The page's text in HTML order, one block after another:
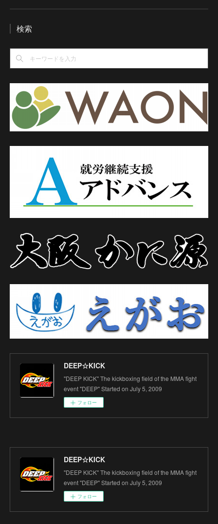
検索
DEEP☆KICK
"DEEP KICK" The kickboxing field of the MMA fight
event "DEEP" Started on July 5, 2009
フォロー
DEEP☆KICK
"DEEP KICK" The kickboxing field of the MMA fight
event "DEEP" Started on July 5, 2009
フォロー